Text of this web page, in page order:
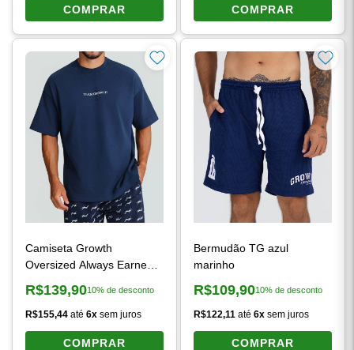
COMPRAR COMPRAR
Camiseta Growth
Oversized Always Earned
Preço à vista:
R$139,9010% de desconto
R$155,44 até6x sem juros
COMPRAR
Bermudão TG azul
marinho
Preço à vista:
R$109,9010% de desconto
R$122,11 até 6x sem juros
COMPRAR